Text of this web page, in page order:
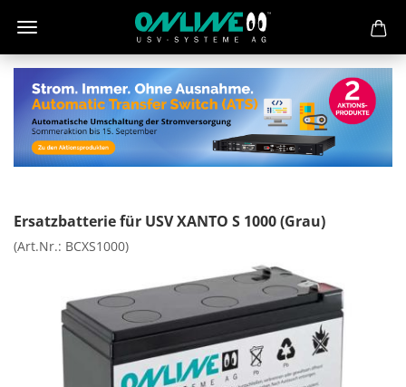
Ersatzbatterie für USV XANTO S 1000 (Grau)
(Art.Nr.: BCXS1000)